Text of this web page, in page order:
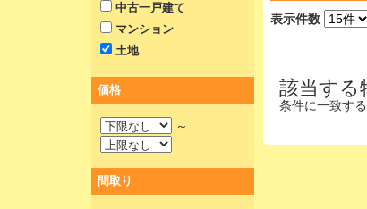
中古一戸建て
マンション
土地
価格
～
間取り
表示件数
該当する
条件に一致す